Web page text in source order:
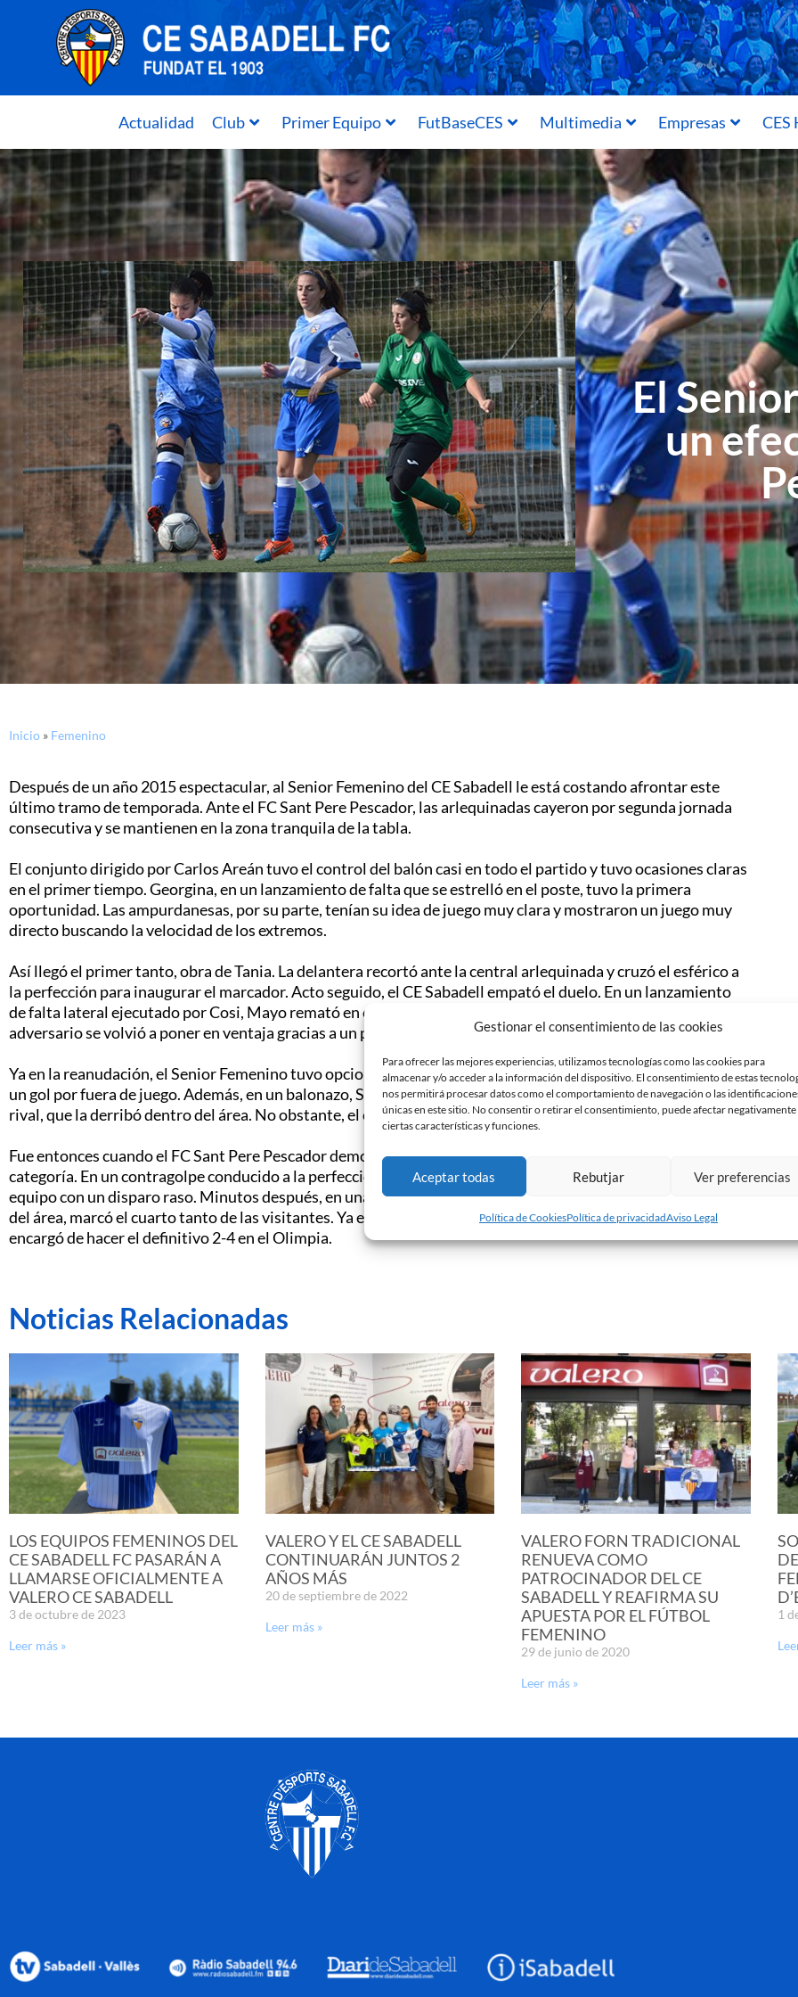
Gestionar el consentimiento de las cookies
Para ofrecer las mejores experiencias, utilizamos tecnologías como las cookies para
almacenar y/o acceder a la información del dispositivo. El consentimiento de estas
nos permitirá procesar datos como el comportamiento de navegación o las
únicas en este sitio. No consentir o retirar el consentimiento, puede afectar negativamente
ciertas características y funciones.
Aceptar todas Rebutjar Ver preferencias
Política de CookiesPolítica de privacidadAviso Legal
Actualidad Club Primer Equipo FutBaseCES Multimedia Empresas CES
El
un
Inicio » Femenino
Después de un año 2015 espectacular, al Senior Femenino del CE Sabadell le está costando afrontar este
último tramo de temporada. Ante el FC Sant Pere Pescador, las arlequinadas cayeron por segunda jornada
consecutiva y se mantienen en la zona tranquila de la tabla.
El conjunto dirigido por Carlos Areán tuvo el control del balón casi en todo el partido y tuvo ocasiones claras
en el primer tiempo. Georgina, en un lanzamiento de falta que se estrelló en el poste, tuvo la primera
oportunidad. Las ampurdanesas, por su parte, tenían su idea de juego muy clara y mostraron un juego muy
directo buscando la velocidad de los extremos.
Así llegó el primer tanto, obra de Tania. La delantera recortó ante la central arlequinada y cruzó el esférico a
la perfección para inaugurar el marcador. Acto seguido, el CE Sabadell empató el duelo. En un lanzamiento
de falta lateral ejecutado por Cosi, Mayo remató en el segundo palo para marcar el 1-1. Pese a todo, el
adversario se volvió a poner en ventaja gracias a un polémico penalti transformado por Tania.
Ya en la reanudación, el Senior Femenino tuvo opciones para igualar el encuentro e incluso el árbitro le anuló
un gol por fuera de juego. Además, en un balonazo, Sandra se plantó completamente sola ante la portera
rival, que la derribó dentro del área. No obstante, el colegiado no señaló la infracción.
Fue entonces cuando el FC Sant Pere Pescador demostró porqué es uno de los equipos fuertes de la
categoría. En un contragolpe conducido a la perfección, Tais dibujó una gran diagonal y amplió la renta de su
equipo con un disparo raso. Minutos después, en una nueva acción veloz al contragolpe, Silvia, desde fuera
del área, marcó el cuarto tanto de las visitantes. Ya en los últimos minutos, Debo, a la salida de un córner, se
encargó de hacer el definitivo 2-4 en el Olimpia.
Noticias Relacionadas
LOS EQUIPOS FEMENINOS DEL
CE SABADELL FC PASARÁN A
LLAMARSE OFICIALMENTE A
VALERO CE SABADELL
3 de octubre de 2023
Leer más »
VALERO Y EL CE SABADELL
CONTINUARÁN JUNTOS 2
AÑOS MÁS
20 de septiembre de 2022
Leer más »
VALERO FORN TRADICIONAL
RENUEVA COMO
PATROCINADOR DEL CE
SABADELL Y REAFIRMA SU
APUESTA POR EL FÚTBOL
FEMENINO
29 de junio de 2020
Leer más »
1